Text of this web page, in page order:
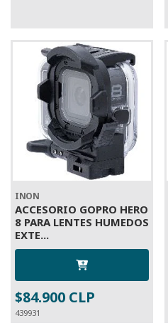
INON
ACCESORIO GOPRO HERO
8 PARA LENTES HUMEDOS
EXTE...
$84.900 CLP
439931